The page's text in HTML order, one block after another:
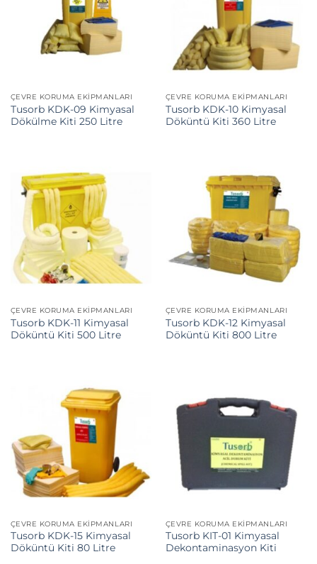
ÇEVRE KORUMA EKIPMANLARI
Tusorb KDK-09 Kimyasal
Dökülme Kiti 250 Litre
ÇEVRE KORUMA EKIPMANLARI
Tusorb KDK-10 Kimyasal
Döküntü Kiti 360 Litre
ÇEVRE KORUMA EKIPMANLARI
Tusorb KDK-11 Kimyasal
Döküntü Kiti 500 Litre
ÇEVRE KORUMA EKIPMANLARI
Tusorb KDK-12 Kimyasal
Döküntü Kiti 800 Litre
ÇEVRE KORUMA EKIPMANLARI
Tusorb KDK-15 Kimyasal
Döküntü Kiti 80 Litre
ÇEVRE KORUMA EKIPMANLARI
Tusorb KIT-01 Kimyasal
Dekontaminasyon Kiti